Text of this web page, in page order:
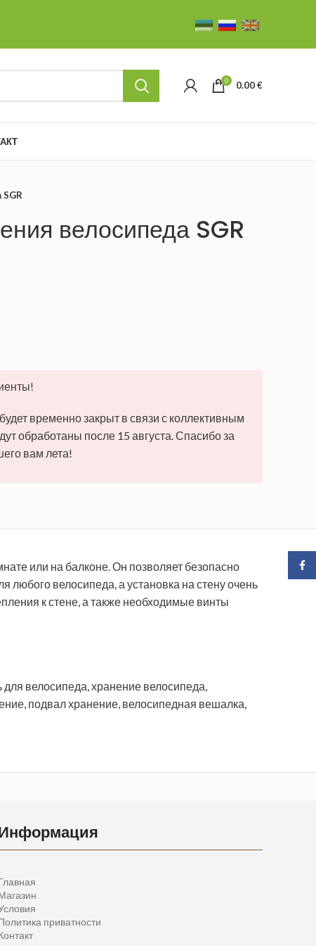
0 0.00€
велосипеда SGR
временно закрыт в связи с коллективным
обработаны после 15 августа. Спасибо за
вам лета!
или на балконе.Он позволяет безопасно
любого велосипеда, а установка на стену очень
к стене, а также необходимые винты
велосипеда, хранение велосипеда,
подвал хранение, велосипедная вешалка,
приватности